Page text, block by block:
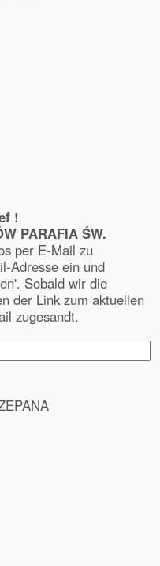
!
PARAFIA ŚW.
per E-Mail zu
Adresse ein und
Sobald wir die
der Link zum aktuellen
zugesandt.